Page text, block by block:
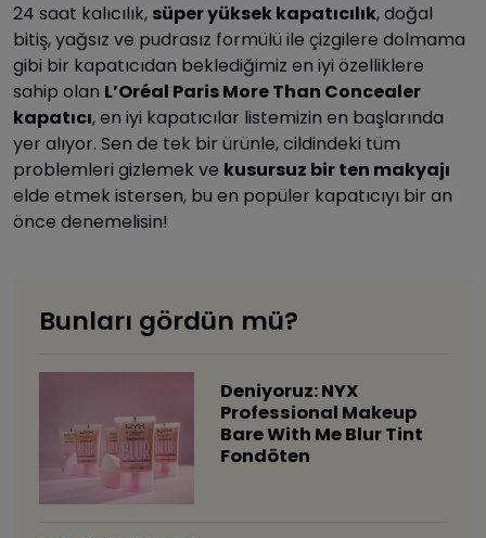
24 saat kalıcılık, süper yüksek kapatıcılık, doğal
bitiş, yağsız ve pudrasız formülü ile çizgilere dolmama
gibi bir kapatıcıdan beklediğimiz en iyi özelliklere
sahip olan L’Oréal Paris More Than Concealer
kapatıcı, en iyi kapatıcılar listemizin en başlarında
yer alıyor. Sen de tek bir ürünle, cildindeki tüm
problemleri gizlemek ve kusursuz bir ten makyajı
elde etmek istersen, bu en popüler kapatıcıyı bir an
önce denemelisin!
Bunları gördün mü?
Deniyoruz: NYX
Professional Makeup
Bare With Me Blur Tint
Fondöten